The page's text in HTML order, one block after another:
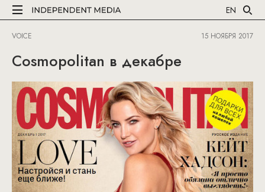
EN
VOICE 15 НОЯБРЯ 2017
Cosmopolitan в декабре